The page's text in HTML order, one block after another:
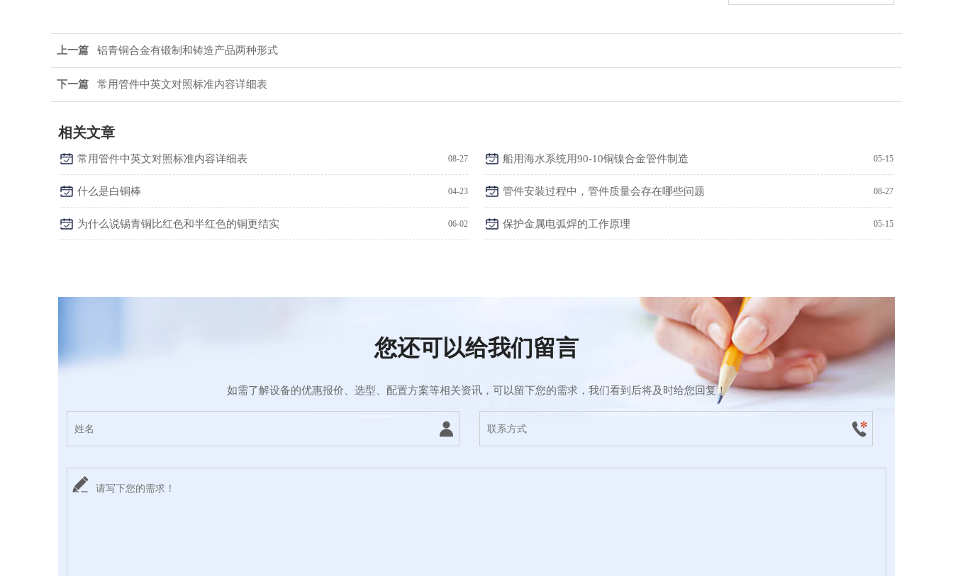
上一篇 铝青铜合金有锻制和铸造产品两种形式
下一篇 常用管件中英文对照标准内容详细表
相关文章
常用管件中英文对照标准内容详细表 08-27 船用海水系统用90-10铜镍合金管件制造 05-15
什么是白铜棒 04-23 管件安装过程中，管件质量会存在哪些问题 08-27
为什么说锡青铜比红色和半红色的铜更结实 06-02 保护金属电弧焊的工作原理 05-15
您还可以给我们留言
如需了解设备的优惠报价、选型、配置方案等相关资讯，可以留下您的需求，我们看到后将及时给您回复！